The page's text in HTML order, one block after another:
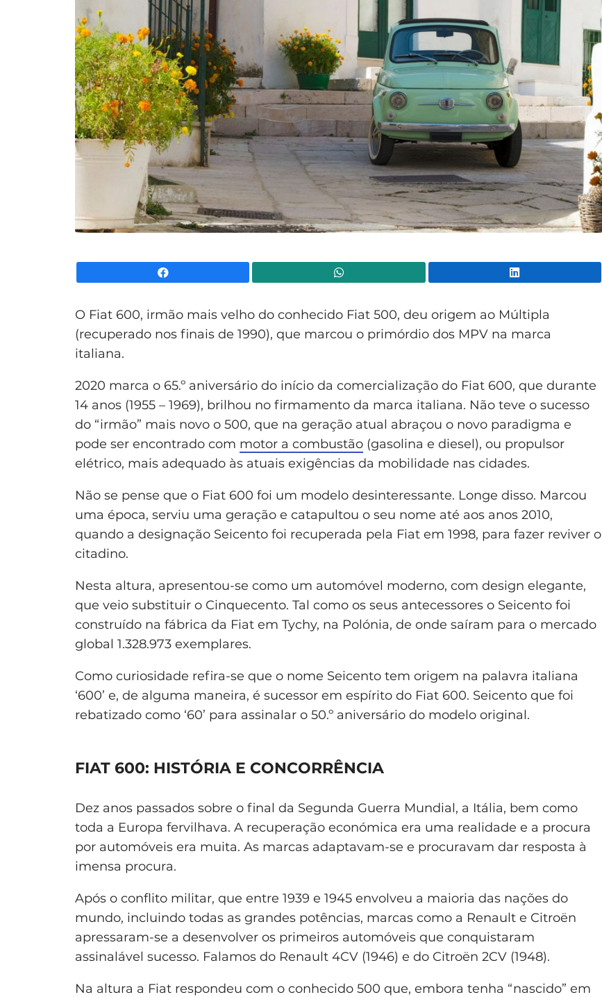
O Fiat 600, irmão mais velho do conhecido Fiat 500, deu origem ao Múltipla
(recuperado nos finais de 1990), que marcou o primórdio dos MPV na marca
italiana.
2020 marca o 65.º aniversário do início da comercialização do Fiat 600, que durante
14 anos (1955 – 1969), brilhou no firmamento da marca italiana. Não teve o sucesso
do “irmão” mais novo o 500, que na geração atual abraçou o novo paradigma e
pode ser encontrado com motor a combustão (gasolina e diesel), ou propulsor
elétrico, mais adequado às atuais exigências da mobilidade nas cidades.
Não se pense que o Fiat 600 foi um modelo desinteressante. Longe disso. Marcou
uma época, serviu uma geração e catapultou o seu nome até aos anos 2010,
quando a designação Seicento foi recuperada pela Fiat em 1998, para fazer reviver o
citadino.
Nesta altura, apresentou-se como um automóvel moderno, com design elegante,
que veio substituir o Cinquecento. Tal como os seus antecessores o Seicento foi
construído na fábrica da Fiat em Tychy, na Polónia, de onde saíram para o mercado
global 1.328.973 exemplares.
Como curiosidade refira-se que o nome Seicento tem origem na palavra italiana
‘600’ e, de alguma maneira, é sucessor em espírito do Fiat 600. Seicento que foi
rebatizado como ‘60’ para assinalar o 50.º aniversário do modelo original.
FIAT 600: HISTÓRIA E CONCORRÊNCIA
Dez anos passados sobre o final da Segunda Guerra Mundial, a Itália, bem como
toda a Europa fervilhava. A recuperação económica era uma realidade e a procura
por automóveis era muita. As marcas adaptavam-se e procuravam dar resposta à
imensa procura.
Após o conflito militar, que entre 1939 e 1945 envolveu a maioria das nações do
mundo, incluindo todas as grandes potências, marcas como a Renault e Citroën
apressaram-se a desenvolver os primeiros automóveis que conquistaram
assinalável sucesso. Falamos do Renault 4CV (1946) e do Citroën 2CV (1948).
Na altura a Fiat respondeu com o conhecido 500 que, embora tenha “nascido” em